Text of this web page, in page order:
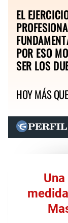
EL
POR ESO
SER LOS
HOY MÁS